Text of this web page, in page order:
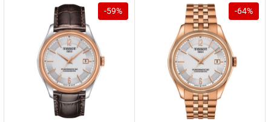
-59% -64%